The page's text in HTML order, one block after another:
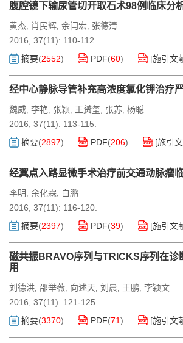
腹腔镜下输尿管切开取石术98例临床分
黄杰, 肖民辉, 余闫宏, 张德清
2016, 37(11): 110-112.
摘要(2552) PDF(60) [施引文
经中心静脉导管补充高浓度氯化钾治疗
魏威, 李艳, 张颖, 王赟玺, 张苏, 杨聪
2016, 37(11): 113-115.
摘要(2897) PDF(206) [施引
经翼点入路显微手术治疗前交通动脉瘤
李明 , 余化霖, 白鹏
2016, 37(11): 116-120.
摘要(2397) PDF(39) [施引文
磁共振BRAVO序列与TRICKS序列在诊
用
刘德洪, 邵举薇, 向述天, 刘晨, 王鹏, 李颖文
2016, 37(11): 121-125.
摘要(3370) PDF(71) [施引文